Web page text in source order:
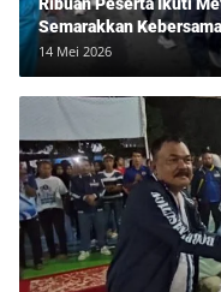
Ribuan Peserta Ikuti
Semarakkan
14 Mei 2026